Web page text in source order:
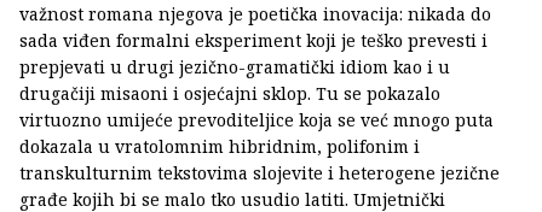
važnost romana njegova je poetička inovacija: nikada do
sada viđen formalni eksperiment koji je teško prevesti i
prepjevati u drugi jezično-gramatički idiom kao i u
drugačiji misaoni i osjećajni sklop. Tu se pokazalo
virtuozno umijeće prevoditeljice koja se već mnogo puta
dokazala u vratolomnim hibridnim, polifonim i
transkulturnim tekstovima slojevite i heterogene jezične
građe kojih bi se malo tko usudio latiti. Umjetnički